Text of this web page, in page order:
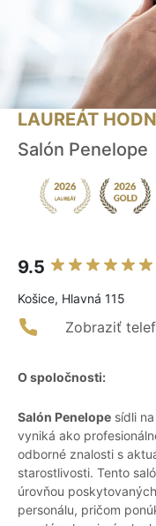
LAUREÁT
Salón Penelope
9.5
Košice, Hlavná 115
Zobraziť
O spoločnosti:
Salón Penelope sídli
vyniká ako
odborné znalosti s
starostlivosti. Tento
úrovňou
personálu, pričom